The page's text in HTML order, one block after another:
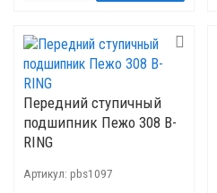
Передний ступичный
подшипник Пежо 308 B-
RING
Артикул: pbs1097